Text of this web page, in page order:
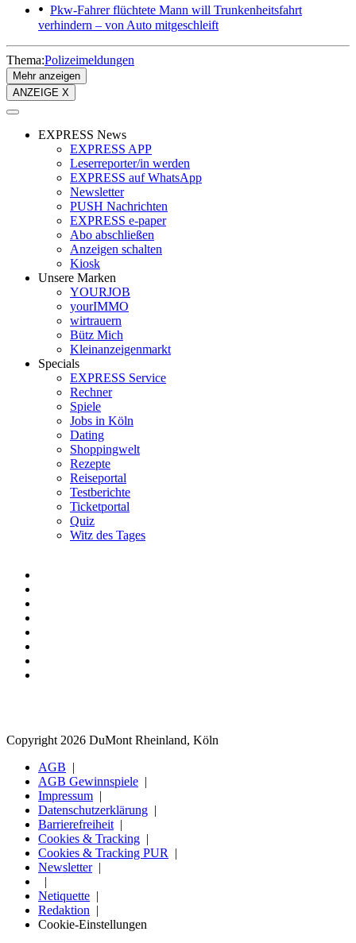
Pkw-Fahrer flüchtete Mann will Trunkenheitsfahrt
verhindern – von Auto mitgeschleift
Thema:Polizeimeldungen
Mehr anzeigen
ANZEIGE X
EXPRESS News
EXPRESS APP
Leserreporter/in werden
EXPRESS auf WhatsApp
Newsletter
PUSH Nachrichten
EXPRESS e-paper
Abo abschließen
Anzeigen schalten
Kiosk
Unsere Marken
YOURJOB
yourIMMO
wirtrauern
Bütz Mich
Kleinanzeigenmarkt
Specials
EXPRESS Service
Rechner
Spiele
Jobs in Köln
Dating
Shoppingwelt
Rezepte
Reiseportal
Testberichte
Ticketportal
Quiz
Witz des Tages
Copyright 2026 DuMont Rheinland, Köln
AGB
AGB Gewinnspiele
Impressum
Datenschutzerklärung
Barrierefreiheit
Cookies & Tracking
Cookies & Tracking PUR
Newsletter
Netiquette
Redaktion
Cookie-Einstellungen